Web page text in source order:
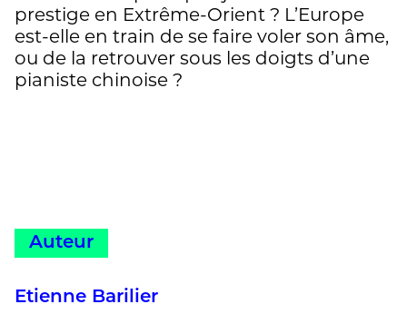
prestige en Extrême-Orient ? L’Europe
est-elle en train de se faire voler son âme,
ou de la retrouver sous les doigts d’une
pianiste chinoise ?
Auteur
Etienne Barilier